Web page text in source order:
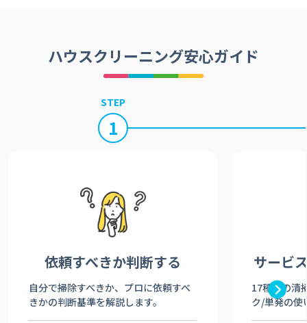
ハウスクリーニング安心ガイド
STEP
1
依頼すべきか判断する
自分で掃除すべきか、プロに依頼すべ
きかの判断基準を解説します。
サービ
17種類の清
ク/単発の使